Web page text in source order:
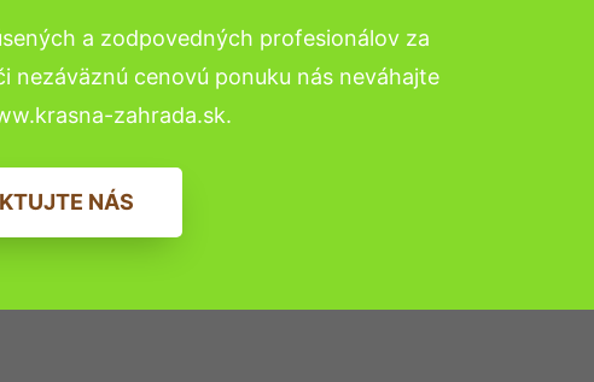
a zodpovedných profesionálov za
nezáväznú cenovú ponuku nás neváhajte
zahrada.sk.
NÁS